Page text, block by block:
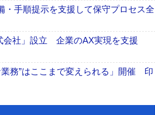
手順提示を支援して保守プロセス全
会社」設立 企業のAX実現を支援
務”はここまで変えられる」開催 印